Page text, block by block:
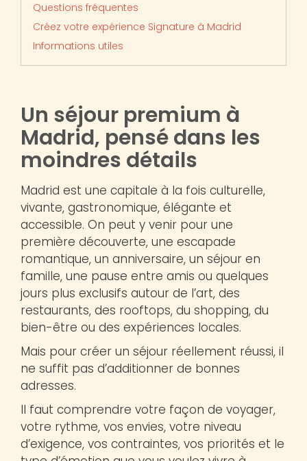
Questions fréquentes
Créez votre expérience Signature à Madrid
Informations utiles
Un séjour premium à
Madrid, pensé dans les
moindres détails
Madrid est une capitale à la fois culturelle,
vivante, gastronomique, élégante et
accessible. On peut y venir pour une
première découverte, une escapade
romantique, un anniversaire, un séjour en
famille, une pause entre amis ou quelques
jours plus exclusifs autour de l’art, des
restaurants, des rooftops, du shopping, du
bien-être ou des expériences locales.
Mais pour créer un séjour réellement réussi, il
ne suffit pas d’additionner de bonnes
adresses.
Il faut comprendre votre façon de voyager,
votre rythme, vos envies, votre niveau
d’exigence, vos contraintes, vos priorités et le